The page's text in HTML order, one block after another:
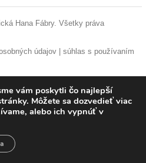
Hana Fábry. Všetky práva
údajov
súhlas s používaním
vám poskytli čo najlepší
Môžete sa dozvedieť viac
alebo ich vypnúť v